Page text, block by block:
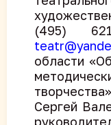
(495)
области
Сергей